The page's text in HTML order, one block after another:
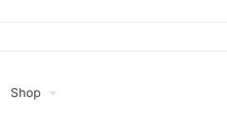
Shop